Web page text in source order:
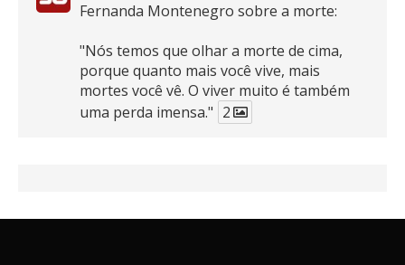
Fernanda Montenegro sobre a morte:
"Nós temos que olhar a morte de cima,
porque quanto mais você vive, mais
mortes você vê. O viver muito é também
uma perda imensa." 2